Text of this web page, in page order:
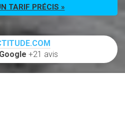
TARIF PRÉCIS »
+21 avis